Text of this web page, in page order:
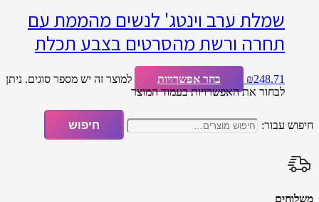
שמלת ערב וינטג' לנשים מהממת עם
תחרה ורשת מהסרטים בצבע תכלת
₪248.71 בחר אפשרויות
למוצר זה יש מספר סוגים. ניתן
לבחור את האפשרויות בעמוד המוצר
חיפוש עבור: חיפוש
משלוחים